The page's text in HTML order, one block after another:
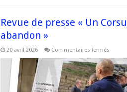
Revue de presse « Un
abandon »
20 avril 2026 Commentaires ferméssur
de
presse
« Un
Corsu
ùn